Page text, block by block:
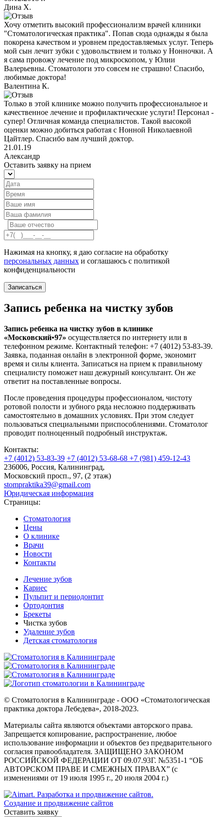
Дина Х.
Хочу отметить высокий профессионализм врачей клиники
"Стоматологическая практика". Попав сюда однажды я была
покорена качеством и уровнем предоставляемых услуг. Теперь
мой сын лечит зубки с удовольствием и только у Нонночки. А
я сама провожу лечение под микроскопом, у Юлии
Валерьевны. Стоматологи это совсем не страшно! Спасибо,
любимые доктора!
Валентина К.
Только в этой клинике можно получить профессиональное и
качественное лечение и профилактические услуги! Персонал -
супер! Отличная команда специалистов. Такой высокой
оценки можно добиться работая с Нонной Николаевной
Цайтлер. Спасибо вам лучший доктор.
21.01.19
Александр
Оставить заявку на прием
Нажимая на кнопку, я даю согласие на обработку
персональных данных и соглашаюсь с политикой
конфиденциальности
Запись ребенка на чистку зубов
Запись ребенка на чистку зубов в клинике
«Московский•97» осуществляется по интернету или в
телефонном режиме. Контактный телефон: +7 (4012) 53-83-39.
Заявка, поданная онлайн в электронной форме, экономит
время и силы клиента. Записаться на прием к правильному
специалисту поможет наш дежурный консультант. Он же
ответит на поставленные вопросы.
После проведения процедуры профессионалом, чистоту
ротовой полости и зубного ряда несложно поддерживать
самостоятельно в домашних условиях. При этом следует
пользоваться специальными приспособлениями. Стоматолог
проводит полноценный подробный инструктаж.
Контакты:
+7 (4012) 53-83-39 +7 (4012) 53-68-68 +7 (981) 459-12-43
236006, Россия, Калининград,
Московский просп., 97, (2 этаж)
stompraktika39@gmail.com
Юридическая информация
Страницы:
Стоматология
Цены
О клинике
Врачи
Новости
Контакты
Лечение зубов
Кариес
Пульпит и периодонтит
Ортодонтия
Брекеты
Чистка зубов
Удаление зубов
Детская стоматология
© Стоматология в Калининграде - ООО «Стоматологическая
практика доктора Лебедева», 2018-2023.
Материалы сайта являются объектами авторского права.
Запрещается копирование, распространение, любое
использование информации и объектов без предварительного
согласия правообладателя. ЗАЩИЩЕНО ЗАКОНОМ
РОССИЙСКОЙ ФЕДЕРАЦИИ ОТ 09.07.93Г. №5351-1 “ОБ
АВТОРСКОМ ПРАВЕ И СМЕЖНЫХ ПРАВАХ” (с
изменениями от 19 июля 1995 г., 20 июля 2004 г.)
Создание и продвижение сайтов
Оставить заявку